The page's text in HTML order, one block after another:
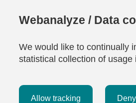
Webanalyze / Data
We would like to continually
statistical collection of
Allow tracking